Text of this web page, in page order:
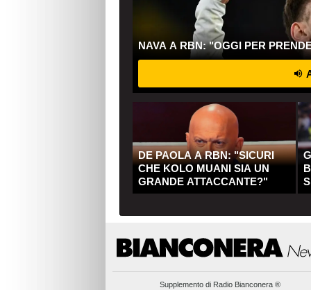
NAVA A RBN: "OGGI PER
DE PAOLA A RBN: "SICURI
CHE KOLO MUANI SIA UN
GRANDE ATTACCANTE?"
Supplemento di Radio Bianconera ®